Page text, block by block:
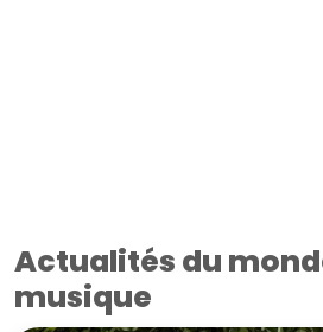
Actualités du
musique